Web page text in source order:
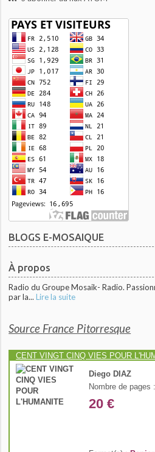
BLOGS E-MOSAIQUE
À propos
Radio du Groupe Mosaik- Radio.
par la... Lire la suite
Source France Pitorresque
CENT VINGT CINQ VIES POUR
Diego DIAZ
Nombre de pages
20 €